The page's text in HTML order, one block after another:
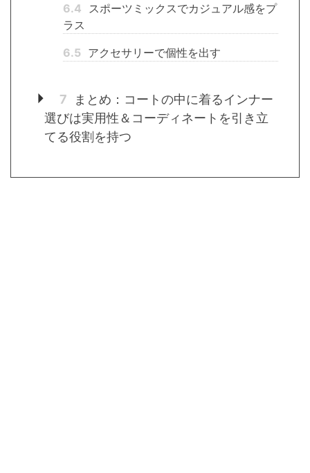
6.4 スポーツミックスでカジュアル感をプ
ラス
6.5 アクセサリーで個性を出す
7
まとめ：コートの中に着るインナー
選びは実用性＆コーディネートを引き立
てる役割を持つ